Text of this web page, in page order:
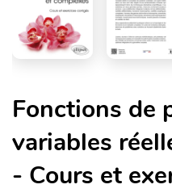
Fonctions de
variables
- Cours et